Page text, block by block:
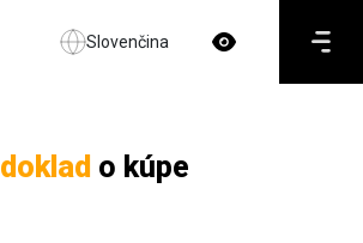
Slovenčina
doklad o kúpe